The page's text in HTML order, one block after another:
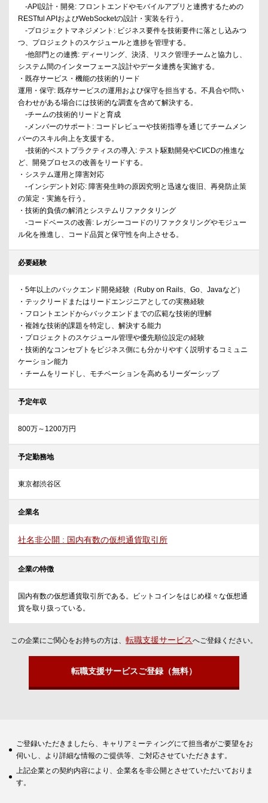
-API設計・開発: フロントエンドやモバイルアプリと連携するための
RESTful APIおよびWebSocketの設計・実装を行う。
-プロジェクトマネジメント: ビジネス要件を技術要件に落とし込みつ
つ、プロジェクトのスケジュールと進捗を管理する。
-他部門との連携: ディーリング、決済、リスク管理チームと協力し、
システム間のインターフェース設計やデータ連携を実施する。
・既存サービス・機能の技術的リード
運用・保守: 既存サービスの運用および保守を担当する。不具合や問い
合わせがある場合には技術的な調査を含めて解決する。
-チームの技術的リードと育成
-メンバーのサポート: コードレビューや技術指導を通じてチームメン
バーのスキル向上を支援する。
-技術的ベストプラクティスの導入: テスト駆動開発やCI/CDの推進な
ど、開発プロセスの改善をリードする。
・システム運用と障害対応
-インシデント対応: 障害発生時の原因究明と迅速な復旧、再発防止策
の策定・実施を行う。
・技術的負債の解消とシステムリファクタリング
-コードベースの改善: レガシーコードのリファクタリングやモジュー
ル化を推進し、コード品質と保守性を向上させる。
必要経験
・5年以上のバックエンド開発経験（Ruby on Rails、Go、Javaなど）
・テックリードまたはリードエンジニアとしての実務経験
・フロントエンドからバックエンドまでの広範な技術的理解
・複雑な技術的課題を特定し、解決する能力
・プロジェクトのスケジュール管理や優先順位設定の経験
・技術的なコンセプトをビジネス側にも分かりやすく説明するコミュニ
ケーション能力
・チームをリードし、モチベーションを高めるリーダーシップ
予定年収
800万～1200万円
予定勤務地
東京都渋谷区
企業名
社名非公開 : 国内有数の仮想通貨取引所
企業の特徴
国内有数の仮想通貨取引所である。ビットコインをはじめ様々な仮想通
貨を取り扱っている。
この企業にご関心をお持ちの方は、 転職支援サービスへご登録ください。
転職支援サービスご登録（無料）
ご登録いただきましたら、キャリアミーティングにて担当者がご要望をお
伺いし、より詳細な情報のご提供等、ご対応させていただきます。
上記企業との契約内容により、企業名を非公開とさせていただいておりま
す。